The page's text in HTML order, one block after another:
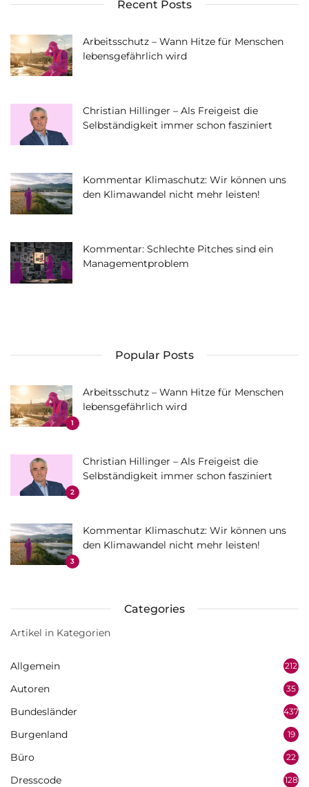
Recent Posts
Arbeitsschutz – Wann Hitze für Menschen
lebensgefährlich wird
Christian Hillinger – Als Freigeist die
Selbständigkeit immer schon fasziniert
Kommentar Klimaschutz: Wir können uns
den Klimawandel nicht mehr leisten!
Kommentar: Schlechte Pitches sind ein
Managementproblem
Popular Posts
1
Arbeitsschutz – Wann Hitze für Menschen
lebensgefährlich wird
2
Christian Hillinger – Als Freigeist die
Selbständigkeit immer schon fasziniert
3
Kommentar Klimaschutz: Wir können uns
den Klimawandel nicht mehr leisten!
Categories
Artikel in Kategorien
Allgemein 212
Autoren 35
Bundesländer 437
Burgenland 19
Büro 22
Dresscode 128